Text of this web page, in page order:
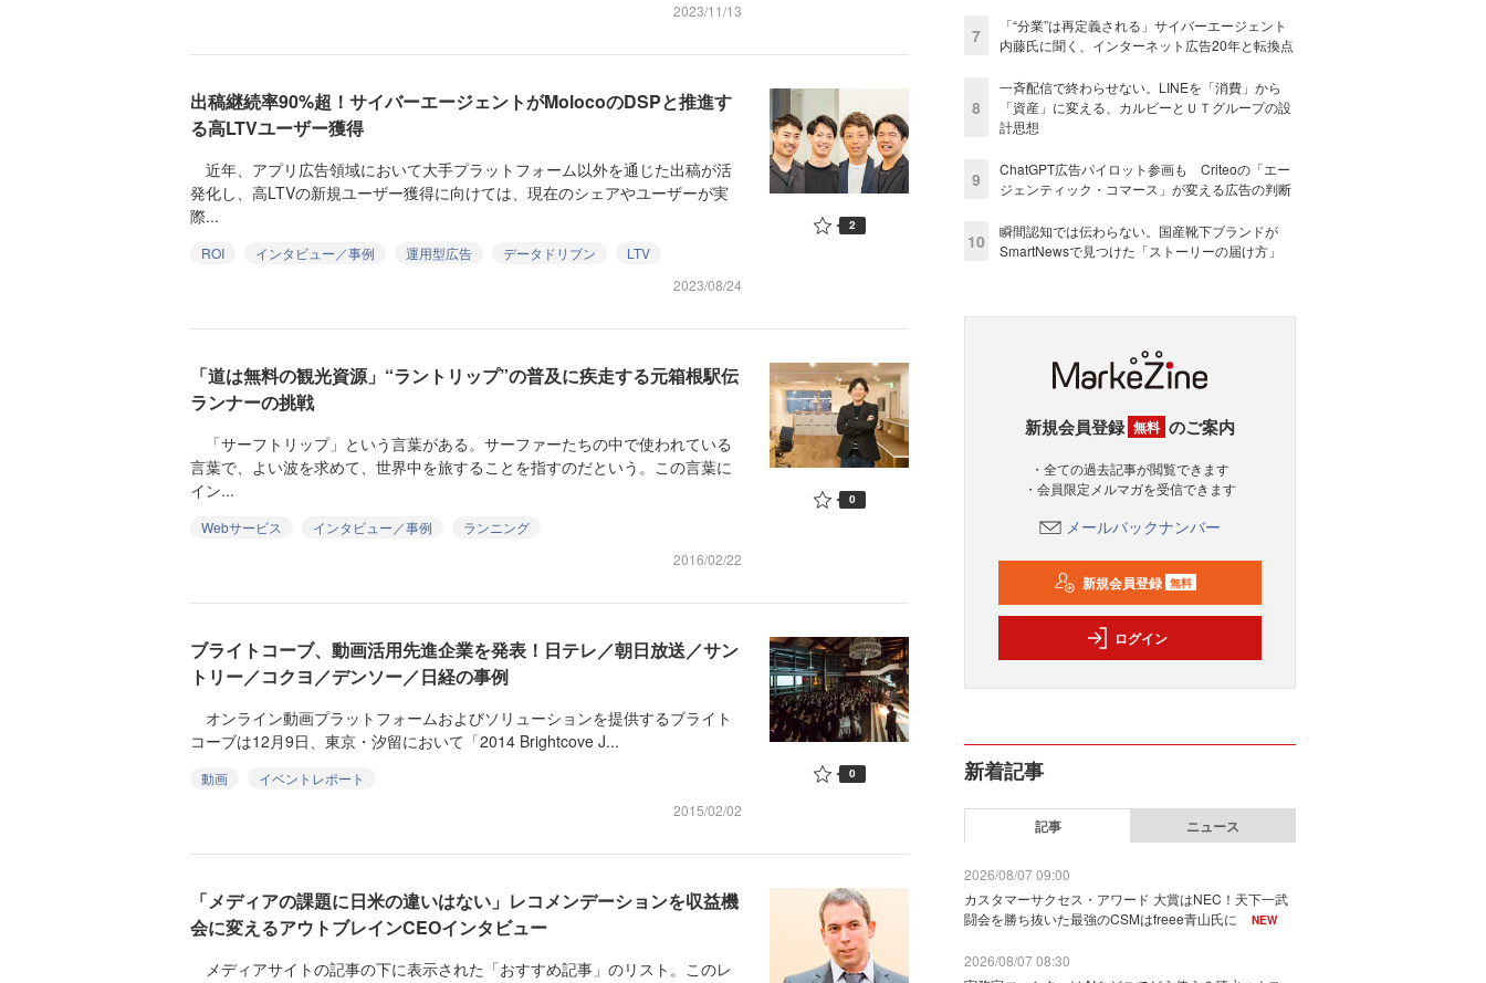
2023/11/13
出稿継続率90%超！サイバーエージェントがMolocoのDSPと推進す
る高LTVユーザー獲得
近年、アプリ広告領域において大手プラットフォーム以外を通じた出稿が活
発化し、高LTVの新規ユーザー獲得に向けては、現在のシェアやユーザーが実
際...
ROI インタビュー／事例 運用型広告 データドリブン
LTV
2023/08/24
2
「道は無料の観光資源」“ラントリップ”の普及に疾走する元箱根駅伝
ランナーの挑戦
「サーフトリップ」という言葉がある。サーファーたちの中で使われている
言葉で、よい波を求めて、世界中を旅することを指すのだという。この言葉に
イン...
Webサービス インタビュー／事例
ランニング
2016/02/22
0
ブライトコーブ、動画活用先進企業を発表！日テレ／朝日放送／サン
トリー／コクヨ／デンソー／日経の事例
オンライン動画プラットフォームおよびソリューションを提供するブライト
コーブは12月9日、東京・汐留において「2014 Brightcove J...
動画
イベントレポート
2015/02/02
0
「メディアの課題に日米の違いはない」レコメンデーションを収益機
会に変えるアウトブレインCEOインタビュー
メディアサイトの記事の下に表示された「おすすめ記事」のリスト。このレ
7
「“分業”は再定義される」サイバーエージェント
内藤氏に聞く、インターネット広告20年と転換点
8
一斉配信で終わらせない。LINEを「消費」から
「資産」に変える、カルビーとＵＴグループの設
計思想
9
ChatGPT広告パイロット参画も Criteoの「エー
ジェンティック・コマース」が変える広告の判断
10
瞬間認知では伝わらない。国産靴下ブランドが
SmartNewsで見つけた「ストーリーの届け方」
新規会員登録 無料 のご案内
・全ての過去記事が閲覧できます
・会員限定メルマガを受信できます
メールバックナンバー
新規会員登録 無料
ログイン
新着記事
記事 ニュース
2026/08/07 09:00
カスタマーサクセス・アワード 大賞はNEC！天下一武
闘会を勝ち抜いた最強のCSMはfreee青山氏に
NEW
2026/08/07 08:30